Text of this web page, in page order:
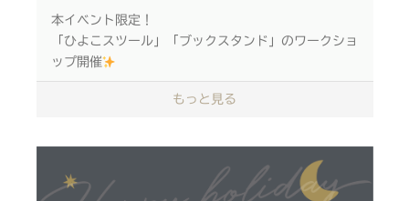
本イベント限定！
「ひよこスツール」「ブックスタンド」のワークショ
ップ開催
刃物を使わず制作するため、子どもから大人まで年齢
事前予約優先ですので、ぜひお早めにお申し込みくだ
もっと見る